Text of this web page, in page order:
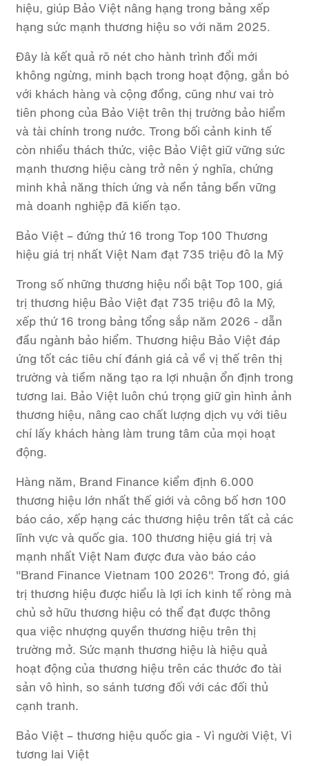
hiệu, giúp Bảo Việt nâng hạng trong bảng xếp
hạng sức mạnh thương hiệu so với năm 2025.
Đây là kết quả rõ nét cho hành trình đổi mới
không ngừng, minh bạch trong hoạt động, gắn bó
với khách hàng và cộng đồng, cũng như vai trò
tiên phong của Bảo Việt trên thị trường bảo hiểm
và tài chính trong nước. Trong bối cảnh kinh tế
còn nhiều thách thức, việc Bảo Việt giữ vững sức
mạnh thương hiệu càng trở nên ý nghĩa, chứng
minh khả năng thích ứng và nền tảng bền vững
mà doanh nghiệp đã kiến tạo.
Bảo Việt – đứng thứ 16 trong Top 100 Thương
hiệu giá trị nhất Việt Nam đạt 735 triệu đô la Mỹ
Trong số những thương hiệu nổi bật Top 100, giá
trị thương hiệu Bảo Việt đạt 735 triệu đô la Mỹ,
xếp thứ 16 trong bảng tổng sắp năm 2026 - dẫn
đầu ngành bảo hiểm. Thương hiệu Bảo Việt đáp
ứng tốt các tiêu chí đánh giá cả về vị thế trên thị
trường và tiềm năng tạo ra lợi nhuận ổn định trong
tương lai. Bảo Việt luôn chú trọng giữ gìn hình ảnh
thương hiệu, nâng cao chất lượng dịch vụ với tiêu
chí lấy khách hàng làm trung tâm của mọi hoạt
động.
Hàng năm, Brand Finance kiểm định 6.000
thương hiệu lớn nhất thế giới và công bố hơn 100
báo cáo, xếp hạng các thương hiệu trên tất cả các
lĩnh vực và quốc gia. 100 thương hiệu giá trị và
mạnh nhất Việt Nam được đưa vào báo cáo
"Brand Finance Vietnam 100 2026". Trong đó, giá
trị thương hiệu được hiểu là lợi ích kinh tế ròng mà
chủ sở hữu thương hiệu có thể đạt được thông
qua việc nhượng quyền thương hiệu trên thị
trường mở. Sức mạnh thương hiệu là hiệu quả
hoạt động của thương hiệu trên các thước đo tài
sản vô hình, so sánh tương đối với các đối thủ
cạnh tranh.
Bảo Việt – thương hiệu quốc gia - Vì người Việt, Vì
tương lai Việt